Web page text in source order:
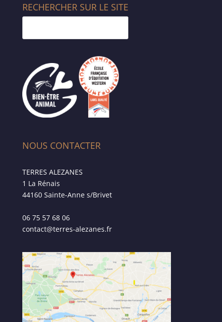
RECHERCHER SUR LE SITE
NOUS CONTACTER
TERRES ALEZANES
1 La Rénais
44160 Sainte-Anne s/Brivet
06 75 57 68 06
contact@terres-alezanes.fr